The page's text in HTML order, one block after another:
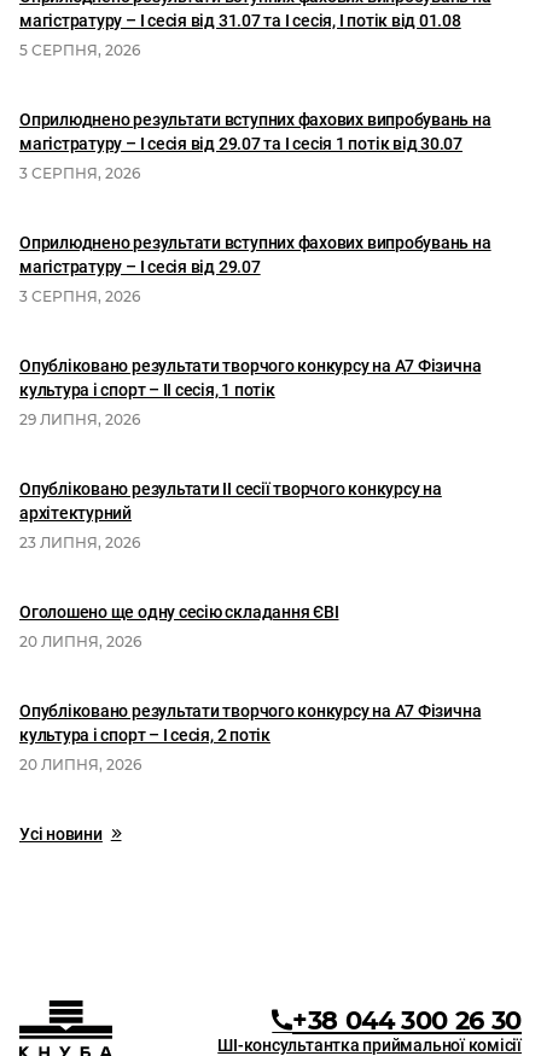
магістратуру – І сесія від 31.07 та І сесія, I потік від 01.08
5 СЕРПНЯ, 2026
Оприлюднено результати вступних фахових випробувань на
магістратуру – І сесія від 29.07 та І сесія 1 потік від 30.07
3 СЕРПНЯ, 2026
Оприлюднено результати вступних фахових випробувань на
магістратуру – І сесія від 29.07
3 СЕРПНЯ, 2026
Опубліковано результати творчого конкурсу на А7 Фізична
культура і спорт – ІІ сесія, 1 потік
29 ЛИПНЯ, 2026
Опубліковано результати II сесії творчого конкурсу на
архітектурний
23 ЛИПНЯ, 2026
Оголошено ще одну сесію складання ЄВІ
20 ЛИПНЯ, 2026
Опубліковано результати творчого конкурсу на А7 Фізична
культура і спорт – І сесія, 2 потік
20 ЛИПНЯ, 2026
Усі новини
+38 044 300 26 30
ШІ-консультантка приймальної комісії